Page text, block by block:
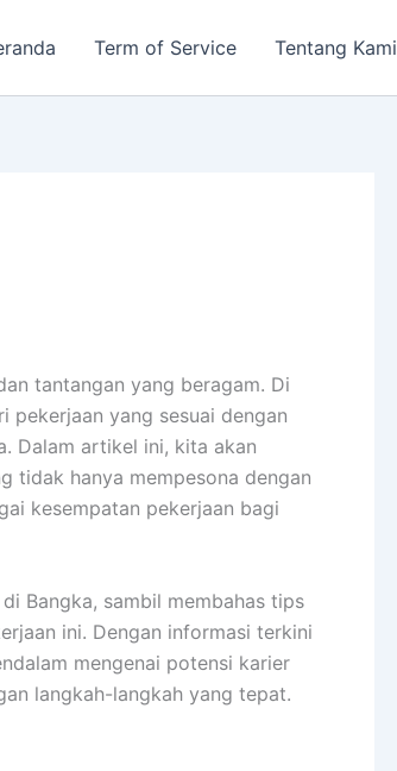
Term of Service Tentang Kami
tantangan yang beragam. Di
pekerjaan yang sesuai dengan
Dalam artikel ini, kita akan
tidak hanya mempesona dengan
kesempatan pekerjaan bagi
Bangka, sambil membahas tips
ini. Dengan informasi terkini
mengenai potensi karier
langkah-langkah yang tepat.